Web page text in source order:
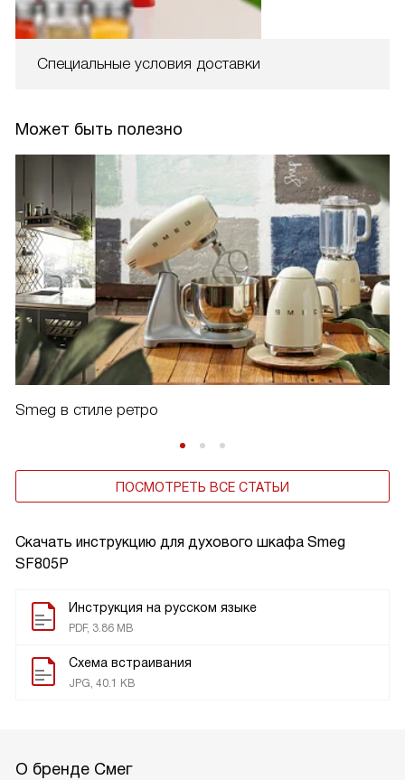
Скачать инструкцию для духового шкафа Smeg
SF805P
Инструкция на русском языке
PDF, 3.86 MB
Схема встраивания
JPG, 40.1 KB
Специальные условия доставки
Может быть полезно
Smeg в стиле ретро
ПОСМОТРЕТЬ ВСЕ СТАТЬИ
О бренде Смег